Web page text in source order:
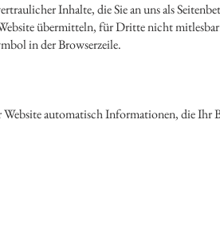
Inhalte, die Sie an uns als
übermitteln, für Dritte nicht
in der Browserzeile.
automatisch Informationen, die